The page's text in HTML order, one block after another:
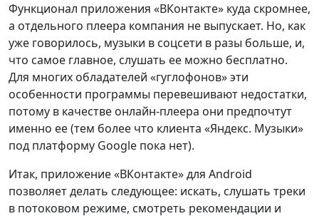
Функционал приложения «ВКонтакте» куда скромнее,
а отдельного плеера компания не выпускает. Но, как
уже говорилось, музыки в соцсети в разы больше, и,
что самое главное, слушать ее можно бесплатно.
Для многих обладателей «гуглофонов» эти
особенности программы перевешивают недостатки,
потому в качестве онлайн-плеера они предпочтут
именно ее (тем более что клиента «Яндекс. Музыки»
под платформу Google пока нет).
Итак, приложение «ВКонтакте» для Android
позволяет делать следующее: искать, слушать треки
в потоковом режиме, смотреть рекомендации и